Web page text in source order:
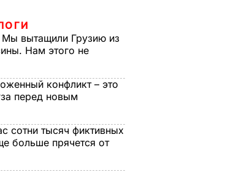
Мы вытащили Грузию из
Нам этого не
конфликт – это
перед новым
сотни тысяч фиктивных
больше прячется от